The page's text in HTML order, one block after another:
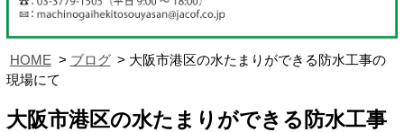
HOME ブログ
大阪市港区の水たまりができる防水工事の
現場にて
大阪市港区の水たまりができる防水工事